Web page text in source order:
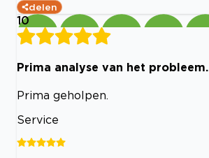
delen
10
Prima analyse van het probleem.
Prima geholpen.
Service